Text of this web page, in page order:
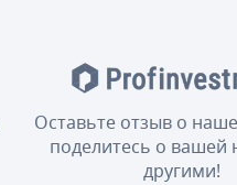
Оставьте отзыв о
поделитесь о вашей
другими!